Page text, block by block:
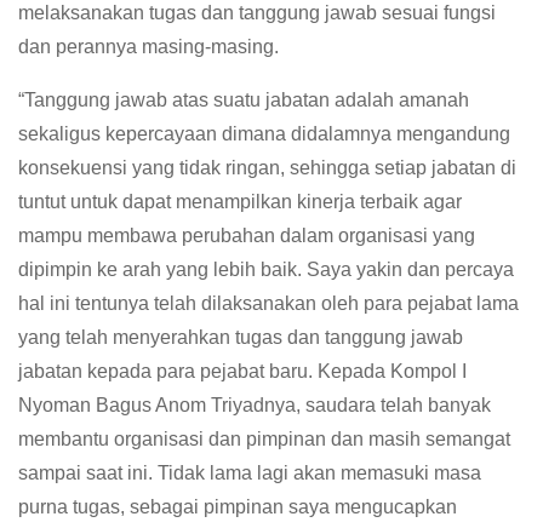
melaksanakan tugas dan tanggung jawab sesuai fungsi
dan perannya masing-masing.
“Tanggung jawab atas suatu jabatan adalah amanah
sekaligus kepercayaan dimana didalamnya mengandung
konsekuensi yang tidak ringan, sehingga setiap jabatan di
tuntut untuk dapat menampilkan kinerja terbaik agar
mampu membawa perubahan dalam organisasi yang
dipimpin ke arah yang lebih baik. Saya yakin dan percaya
hal ini tentunya telah dilaksanakan oleh para pejabat lama
yang telah menyerahkan tugas dan tanggung jawab
jabatan kepada para pejabat baru. Kepada Kompol I
Nyoman Bagus Anom Triyadnya, saudara telah banyak
membantu organisasi dan pimpinan dan masih semangat
sampai saat ini. Tidak lama lagi akan memasuki masa
purna tugas, sebagai pimpinan saya mengucapkan